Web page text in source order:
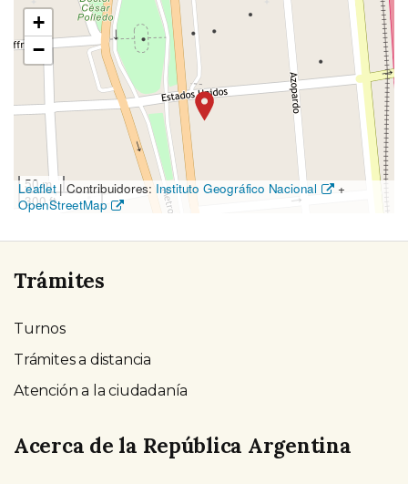
Ubicación
en
el
mapa
+
−
50 m
300 ft
Leaflet |Contribuidores: Instituto Geográfico Nacional
+
OpenStreetMap
Trámites
Turnos
Trámites a distancia
Atención a la ciudadanía
Acerca de la República Argentina